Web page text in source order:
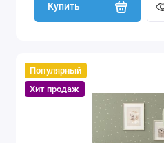
Купить
Популярный
Хит продаж